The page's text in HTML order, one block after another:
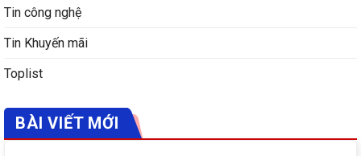
Tin công nghệ
Tin Khuyến mãi
Toplist
BÀI VIẾT MỚI